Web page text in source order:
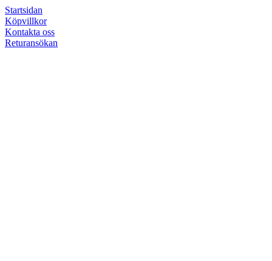
Startsidan
Köpvillkor
Kontakta oss
Returansökan